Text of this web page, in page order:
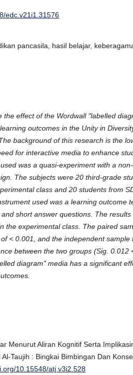
edc.v21i1.31576
pancasila, hasil belajar,
the effect of the Wordwall "labelled
outcomes in the Unity in
background of this research is the
for interactive media to enhance
was a quasi-experiment with a non-
The subjects were 20 third-grade
class and 20 students from
used was a learning outcome
short answer questions. The results
the experimental class. The paired
< 0.001, and the independent sample
between the two groups (Sig. 0.012
diagram" media has a significant
Menurut Aliran Kognitif Serta
Taujih : Bingkai Bimbingan Dan
10.15548/atj.v3i2.528